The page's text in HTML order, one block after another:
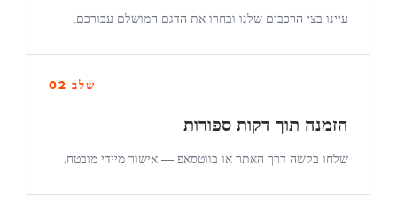
עיינו בצי הרכבים שלנו ובחרו את הדגם המושלם עבורכם.
שלב 02
הזמנה תוך דקות ספורות
שלחו בקשה דרך האתר או בווטסאפ — אישור מיידי מובטח.